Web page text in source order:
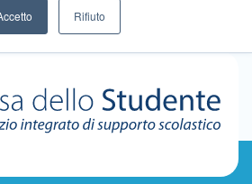
Rifiuto